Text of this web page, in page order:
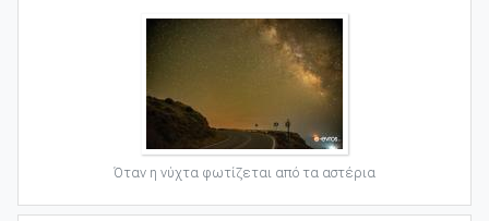
Όταν η νύχτα φωτίζεται από τα αστέρια